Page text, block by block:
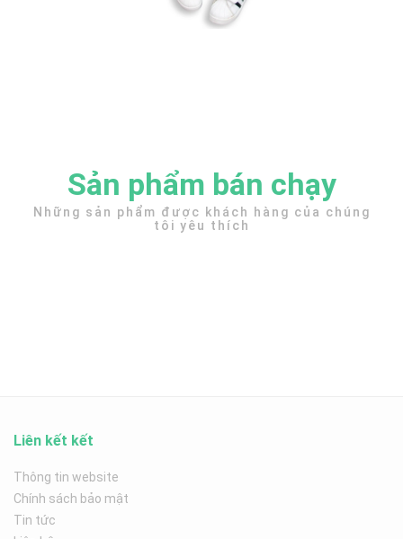
Sản phẩm bán chạy
Những sản phẩm được khách hàng của chúng
tôi yêu thích
Liên kết kết
Thông tin website
Chính sách bảo mật
Tin tức